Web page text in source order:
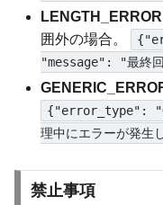
LENGTH_ERROR
囲外の場合。
"message": "最終
{"error_type":
理中にエラーが発生
禁止事項